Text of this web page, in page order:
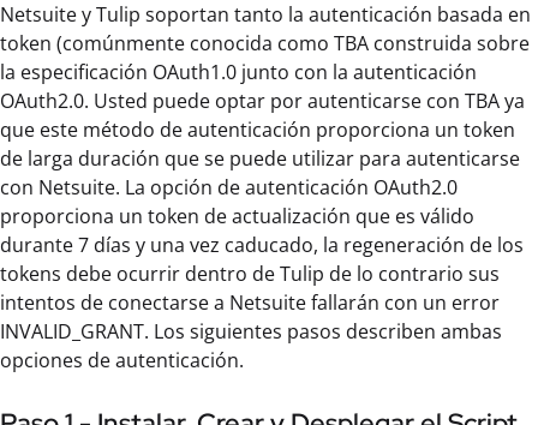
Netsuite y Tulip soportan tanto la autenticación basada en
token (comúnmente conocida como TBA construida sobre
la especificación OAuth1.0 junto con la autenticación
OAuth2.0. Usted puede optar por autenticarse con TBA ya
que este método de autenticación proporciona un token
de larga duración que se puede utilizar para autenticarse
con Netsuite. La opción de autenticación OAuth2.0
proporciona un token de actualización que es válido
durante 7 días y una vez caducado, la regeneración de los
tokens debe ocurrir dentro de Tulip de lo contrario sus
intentos de conectarse a Netsuite fallarán con un error
INVALID_GRANT. Los siguientes pasos describen ambas
opciones de autenticación.